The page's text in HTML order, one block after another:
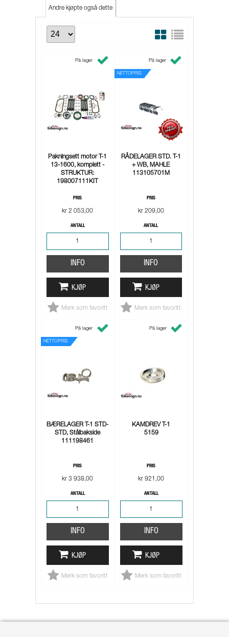
Andre kjøpte også dette
Andre kjøpte også dette
På lager
Pakningsett motor T-1
13-1600, komplett -
STRUKTUR:
198007111KIT
PRIS
kr 2 053,00
ANTALL
INFO
KJØP
Merk som favoritt
NETTOPRIS
På lager
RÅDELAGER STD. T-1
+ WB, MAHLE
113105701M
PRIS
kr 209,00
ANTALL
INFO
KJØP
Merk som favoritt
NETTOPRIS
På lager
BÆRELAGER T-1 STD-
STD, Stålbakside
111198461
PRIS
kr 3 938,00
ANTALL
INFO
KJØP
Merk som favoritt
På lager
KAMDREV T-1
5159
PRIS
kr 921,00
ANTALL
INFO
KJØP
Merk som favoritt